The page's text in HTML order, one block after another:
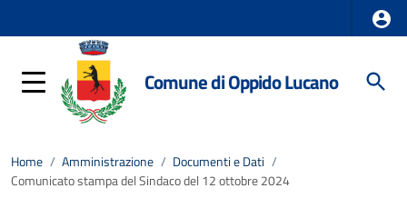
Comune di Oppido Lucano
Home / Amministrazione / Documenti e Dati /
Comunicato stampa del Sindaco del 12 ottobre 2024